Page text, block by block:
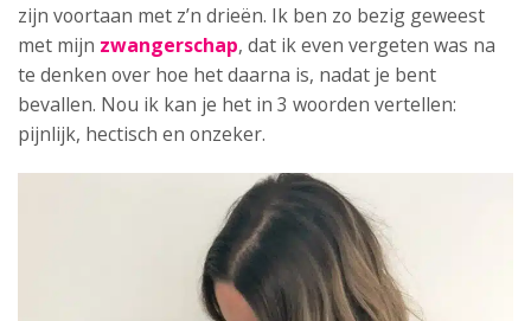
zijn voortaan met z’n drieën. Ik ben zo bezig geweest
met mijn zwangerschap, dat ik even vergeten was na
te denken over hoe het daarna is, nadat je bent
bevallen. Nou ik kan je het in 3 woorden vertellen:
pijnlijk, hectisch en onzeker.